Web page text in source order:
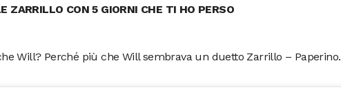
ZARRILLO CON 5 GIORNI CHE TI HO PERSO
Will? Perché più che Will sembrava un duetto Zarrillo – Paperino.